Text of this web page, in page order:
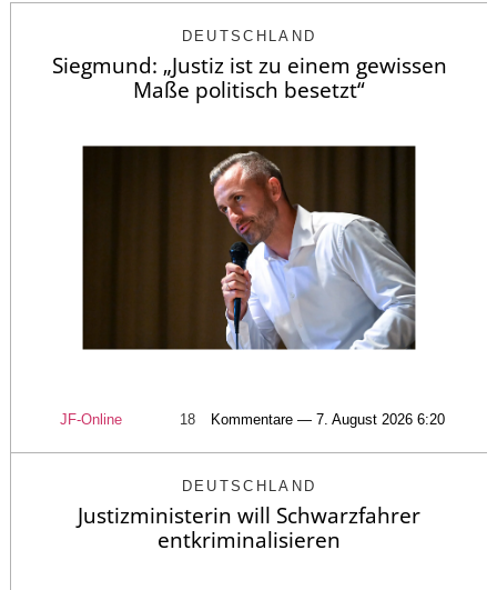
DEUTSCHLAND
Siegmund: „Justiz ist zu einem gewissen
Maße politisch besetzt“
JF-Online 18 Kommentare — 7. August 2026 6:20
DEUTSCHLAND
Justizministerin will Schwarzfahrer
entkriminalisieren